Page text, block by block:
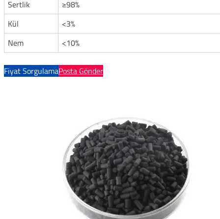
Sertlik
≥98%
Kül
<3%
Nem
<10%
Fiyat SorgulamaPosta Gönder